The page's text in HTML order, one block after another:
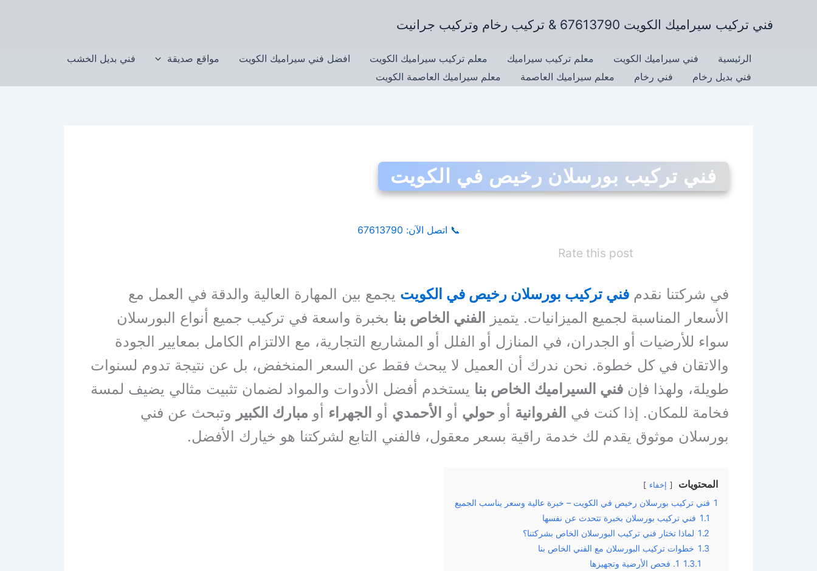
فني تركيب سيراميك الكويت 67613790 & تركيب رخام وتركيب جرانيت
الرئيسية فني سيراميك الكويت معلم تركيب سيراميك معلم تركيب سيراميك الكويت افضل فني سيراميك الكويت مواقع صديقة
فني بديل الخشب
فني بديل رخام
فني رخام معلم سيراميك العاصمة معلم سيراميك العاصمة الكويت
فني تركيب بورسلان رخيص في الكويت
📞 اتصل الآن: 67613790
Rate this post
في شركتنا نقدم فني تركيب بورسلان رخيص في الكويت يجمع بين المهارة العالية والدقة في العمل مع
الأسعار المناسبة لجميع الميزانيات. يتميز
الفني الخاص بنا بخبرة واسعة في تركيب جميع أنواع البورسلان
سواء للأرضيات أو الجدران، في المنازل أو الفلل أو المشاريع التجارية، مع الالتزام الكامل بمعايير الجودة
والاتقان في كل خطوة. نحن ندرك أن العميل لا يبحث فقط عن السعر المنخفض، بل عن نتيجة تدوم لسنوات
طويلة، ولهذا فإن فني السيراميك الخاص بنا يستخدم أفضل الأدوات والمواد لضمان تثبيت مثالي يضيف لمسة
فخامة للمكان. إذا كنت في الفروانية أو حولي أو الأحمدي أو الجهراء أو مبارك الكبير وتبحث عن فني
بورسلان موثوق يقدم لك خدمة راقية بسعر معقول، فالفني التابع لشركتنا هو خيارك الأفضل.
المحتويات إخفاء
1 فني تركيب بورسلان رخيص في الكويت – خبرة عالية وسعر يناسب الجميع
1.1 فني تركيب بورسلان بخبرة تتحدث عن نفسها
1.2 لماذا تختار فني تركيب البورسلان الخاص بشركتنا؟
1.3 خطوات تركيب البورسلان مع الفني الخاص بنا
1.3.1 1. فحص الأرضية وتجهيزها